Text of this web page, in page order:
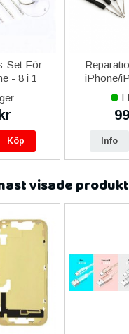
Set För
- 8 i 1
Köp
iPhone/
I
Info
visade